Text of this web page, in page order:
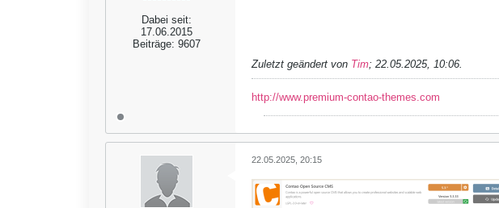
Dabei seit:
17.06.2015
Beiträge: 9607
Zuletzt geändert von Tim; 22.05.2025, 10:06.
http://www.premium-contao-themes.com
22.05.2025, 20:15